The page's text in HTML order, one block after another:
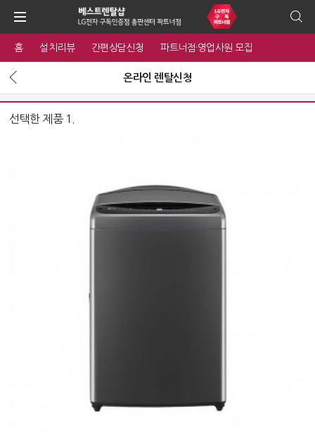
홈 설치리뷰 간편상담신청 파트너점·영업사원 모집
온라인 렌탈신청
선택한 제품 1.